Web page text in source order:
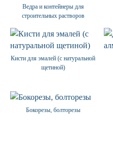
Ведра и контейнеры для
строительных растворов
Кисти для эмалей (с натуральной
щетиной)
Бокорезы, болторезы